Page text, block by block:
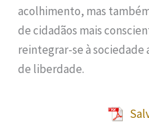
acolhimento, mas
de cidadãos mais
reintegrar-se à sociedade
de liberdade.